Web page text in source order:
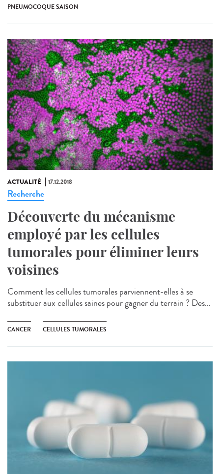
PNEUMOCOQUE SAISON
ACTUALITÉ 17.12.2018
Recherche
Découverte du mécanisme
employé par les cellules
tumorales pour éliminer leurs
voisines
Comment les cellules tumorales parviennent-elles à se
substituer aux cellules saines pour gagner du terrain ? Des...
CANCER CELLULES TUMORALES